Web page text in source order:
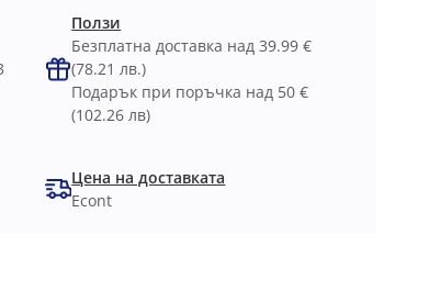
Ползи
Безплатна доставка над 39.99 €
(78.21 лв.)
Подарък при поръчка над 50 €
(102.26 лв)
Цена на доставката
Econt